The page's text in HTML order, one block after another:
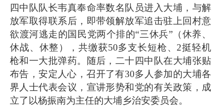
四中队队长韦真奉命率数名队员进入大埔，与解
放军取得联系后，即带领解放军追击驻上回村意
欲渡河逃走的国民党两个排的“三休兵”（休养、
休战、休整），共缴获50多支长短枪、2挺轻机
枪和一大批弹药。随后，二十四中队在大埔张贴
布告，安定人心，召开了有30多人参加的大埔各
界人士代表会议，宣讲形势和党的有关政策，成
立了以杨振南为主任的大埔乡治安委员会。